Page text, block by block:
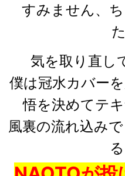
すみません、
気を取り直し
僕は冠水カバー
悟を決めてテ
風裏の流れ込み